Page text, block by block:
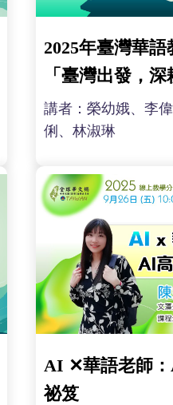
2025年臺灣華
「臺灣出發，
華語學習成果及
教實務分享一：
講者：榮幼娥、李
俐、林淑琳
AI ✕華語老師
祕笈